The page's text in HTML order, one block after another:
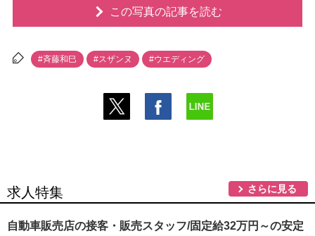
この写真の記事を読む
#斉藤和巳 #スザンヌ #ウエディング
求人特集 さらに見る
自動車販売店の接客・販売スタッフ/固定給32万円～の安定